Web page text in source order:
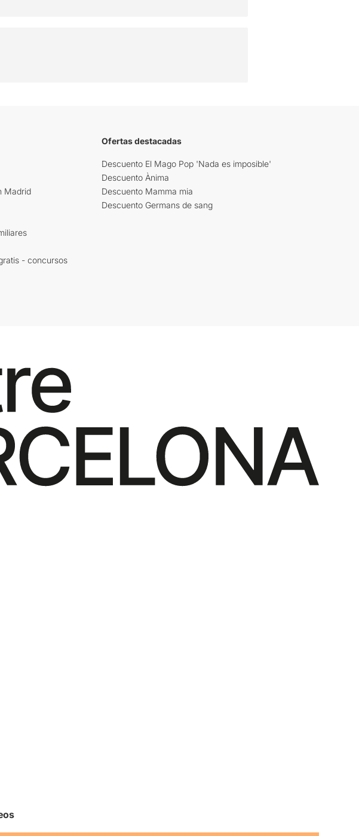
Madrid
- concursos
Ofertas destacadas
Descuento El Mago Pop 'Nada es imposible'
Descuento Ànima
Descuento Mamma mia
Descuento Germans de sang